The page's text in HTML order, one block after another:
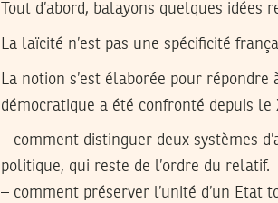
Tout d’abord, balayons quelques idées
La laïcité n’est pas une spécificité
La notion s’est élaborée pour
démocratique a été confronté depuis le
– comment distinguer deux systèmes
politique, qui reste de l’ordre du relatif.
– comment préserver l’unité d’un